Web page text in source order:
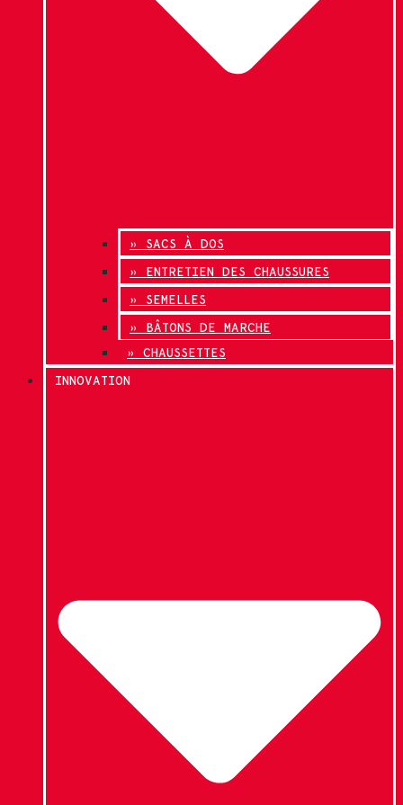
» SACS À DOS
» ENTRETIEN DES CHAUSSURES
» SEMELLES
» BÂTONS DE MARCHE
» CHAUSSETTES
INNOVATION